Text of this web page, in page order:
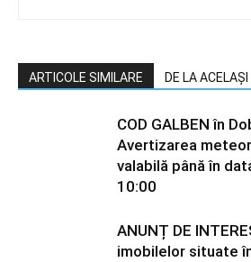
ARTICOLE SIMILARE DE LA
COD GALBEN în
Avertizarea
valabilă până în
10:00
ANUNȚ DE
imobilelor situate